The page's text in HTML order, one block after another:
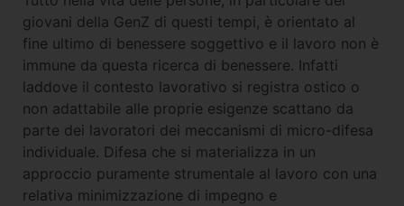
giovani della GenZ di questi tempi, è orientato al
fine ultimo di benessere soggettivo e il lavoro non è
immune da questa ricerca di benessere. Infatti
laddove il contesto lavorativo si registra ostico o
non adattabile alle proprie esigenze scattano da
parte dei lavoratori dei meccanismi di micro-difesa
individuale. Difesa che si materializza in un
approccio puramente strumentale al lavoro con una
relativa minimizzazione di impegno e